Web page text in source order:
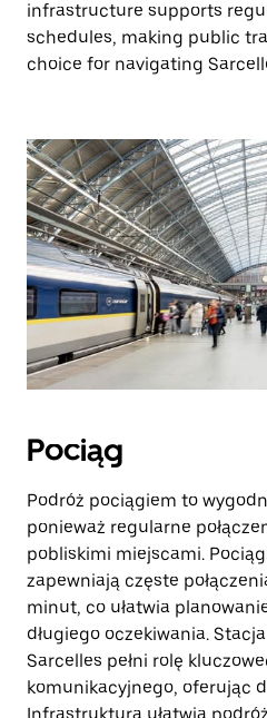
infrastructure supports
schedules, making public
choice for navigating
Pociąg
Podróż pociągiem to
ponieważ regularne
pobliskimi miejscami.
zapewniają częste
minut, co ułatwia
długiego oczekiwania.
Sarcelles pełni rolę
komunikacyjnego, oferując